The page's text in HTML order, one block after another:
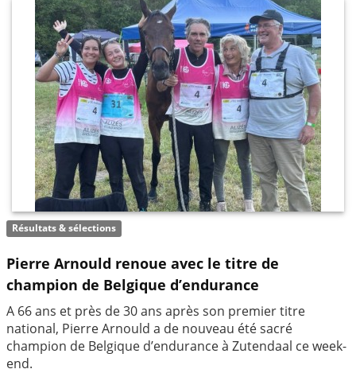
Résultats & sélections
Pierre Arnould renoue avec le titre de
champion de Belgique d’endurance
A 66 ans et près de 30 ans après son premier titre
national, Pierre Arnould a de nouveau été sacré
champion de Belgique d’endurance à Zutendaal ce week-
end.